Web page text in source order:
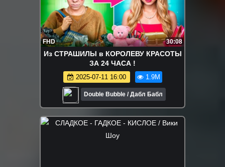
FHD 30:08
Из СТРАШИЛЫ в КОРОЛЕВУ КРАСОТЫ
ЗА 24 ЧАСА !
2025-07-11 16:00 1.9M
Double Bubble / Дабл Бабл